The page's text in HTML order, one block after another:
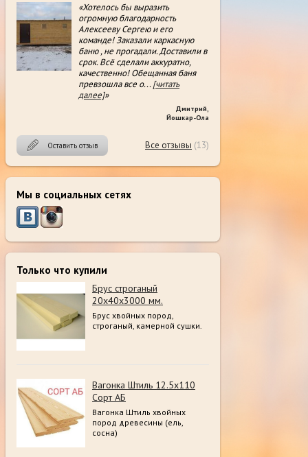
«Хотелось бы выразить
огромную благодарность
Алексееву Сергею и его
команде! Заказали каркасную
баню , не прогадали. Доставили в
срок. Всё сделали аккуратно,
качественно! Обещанная баня
превзошла все о...[читать
далее]»
Дмитрий
Йошкар-Ола
Оставить отзыв Все отзывы (13)
Мы в социальных сетях
Только что купили
Брус строганый
20х40х3000 мм.
Брус хвойных пород,
строганый, камерной сушки.
Вагонка Штиль 12.5х110
Сорт АБ
Вагонка Штиль хвойных
пород древесины (ель,
сосна)